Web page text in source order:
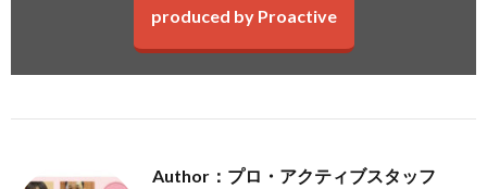
produced by Proactive
Author：プロ・アクティブスタッフ